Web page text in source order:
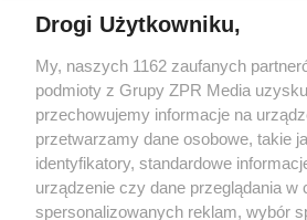
Żaden utwór zamieszczony w serwisie nie
rozpowszechniany lub dalej
tym także elektroniczny lub mechaniczny) na
eksploatacji w jakiejkolwiek formie, włącznie
Internecie bez pisemnej zgody właściciela
wykorzystanie utworów w całości lub w
tzn. bez właściwej zgody, jest zabronione pod
ścigane prawnie.
Drogi Użytkowniku,
My, naszych 1162 zaufanych
podmioty z Grupy ZPR Media
przechowujemy informacje na
przetwarzamy dane osobowe, takie
identyfikatory, standardowe
urządzenie czy dane przeglądania w
spersonalizowanych reklam, wybór